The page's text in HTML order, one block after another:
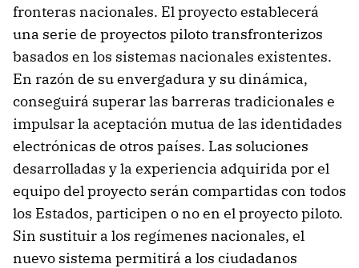
fronteras nacionales. El proyecto establecerá
una serie de proyectos piloto transfronterizos
basados en los sistemas nacionales existentes.
En razón de su envergadura y su dinámica,
conseguirá superar las barreras tradicionales e
impulsar la aceptación mutua de las identidades
electrónicas de otros países. Las soluciones
desarrolladas y la experiencia adquirida por el
equipo del proyecto serán compartidas con todos
los Estados, participen o no en el proyecto piloto.
Sin sustituir a los regímenes nacionales, el
nuevo sistema permitirá a los ciudadanos